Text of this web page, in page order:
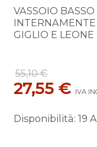
VASSOIO
GIGLIO E LEONE
55,10 €
27,55 € IVA
Disponibilità: 19